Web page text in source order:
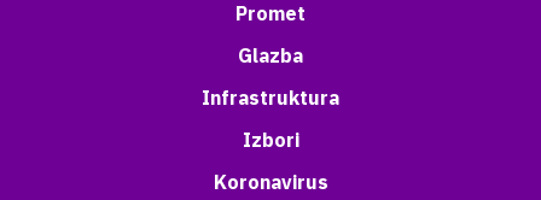
Promet
Glazba
Infrastruktura
Izbori
Koronavirus